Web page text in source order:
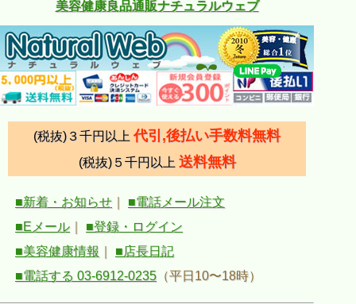
美容健康良品通販ナチュラルウェブ
(税抜)３千円以上 代引,後払い手数料無料
(税抜)５千円以上 送料無料
■新着・お知らせ
■電話メール注文
■Eメール
■登録・ログイン
■美容健康情報
■店長日記
■電話する 03-6912-0235 （平日10〜18時）